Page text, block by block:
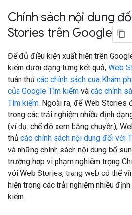
Chính sách nội dung
Stories trên Google
Để đủ điều kiện xuất hiện trên
kiếm dưới dạng từng kết quả, Web
tuân thủ các chính sách của Khám
của Google Tìm kiếm và các chính
Tìm kiếm. Ngoài ra, để Web Stories
trong các trải nghiệm nhiều định
(ví dụ: chế độ xem băng chuyền),
thủ các chính sách nội dung đối với
và những chính sách nội dung bổ
trường hợp vi phạm nghiêm trọng
với Web Stories, trang web có thể
hiện trong các trải nghiệm nhiều
kiếm.